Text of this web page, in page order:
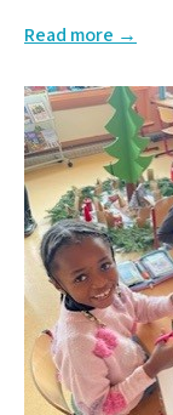
Read more →